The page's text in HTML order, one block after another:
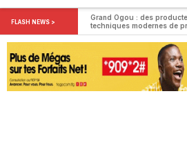
FLASH NEWS >
Grand Ogou : des
techniques modernes de